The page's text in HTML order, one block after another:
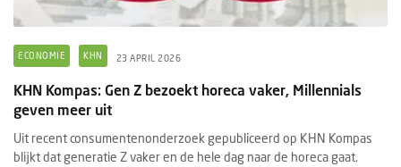
ECONOMIE KHN 23 APRIL 2026
KHN Kompas: Gen Z bezoekt horeca vaker, Millennials
geven meer uit
Uit recent consumentenonderzoek gepubliceerd op KHN Kompas
blijkt dat generatie Z vaker en de hele dag naar de horeca gaat.